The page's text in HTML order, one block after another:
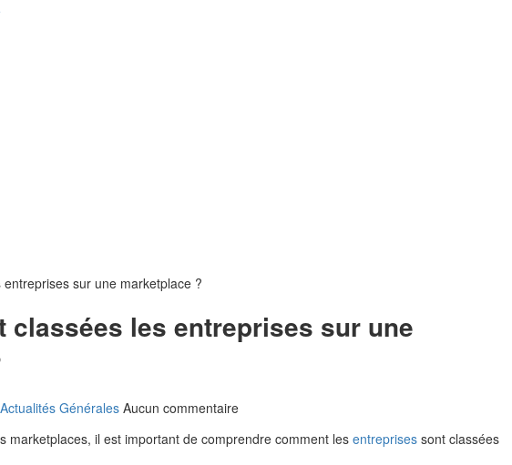
classées les entreprises sur une
Actualités Générales Aucun commentaire
marketplaces, il est important de comprendre comment les entreprises sont classées